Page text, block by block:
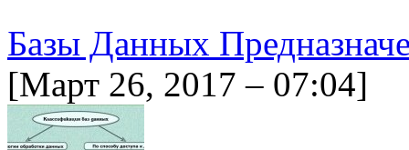
Базы Данных
[Март 26, 2017 – 07:04]